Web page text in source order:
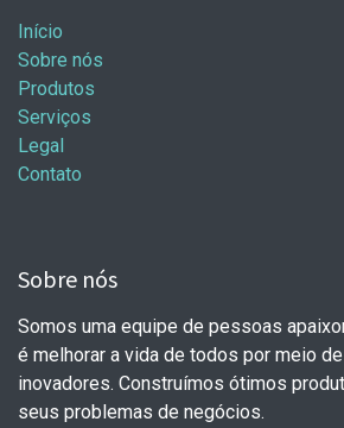
Início
Sobre nós
Produtos
Serviços
Legal
Contato
Sobre nós
Somos uma equipe de pessoas
é melhorar a vida de todos por meio
inovadores. Construímos ótimos
seus problemas de negócios.